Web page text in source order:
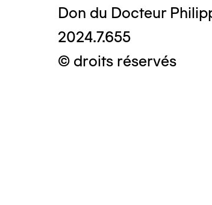
Don du Docteur
2024.7.655
© droits réservés